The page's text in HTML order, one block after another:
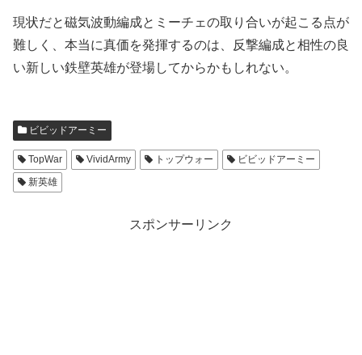
現状だと磁気波動編成とミーチェの取り合いが起こる点が
難しく、本当に真価を発揮するのは、反撃編成と相性の良
い新しい鉄壁英雄が登場してからかもしれない。
ビビッドアーミー
TopWar VividArmy トップウォー
ビビッドアーミー
新英雄
スポンサーリンク